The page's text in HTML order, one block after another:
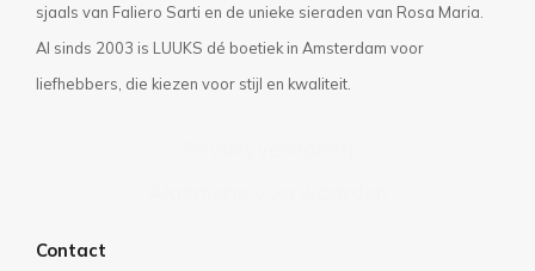
sjaals van Faliero Sarti en de unieke sieraden van Rosa Maria.
Al sinds 2003 is LUUKS dé boetiek in Amsterdam voor
liefhebbers, die kiezen voor stijl en kwaliteit.
Contact